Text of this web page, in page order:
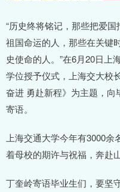
“历史终将铭记，那些把爱
祖国命运的人，那些在关键
史使命的人。”在6月20日上
学位授予仪式，上海交大校
奋进 勇赴新程》为主题，
寄语。
上海交通大学今年有3000
着母校的期许与祝福，奔赴
丁奎岭寄语毕业生们，要坚